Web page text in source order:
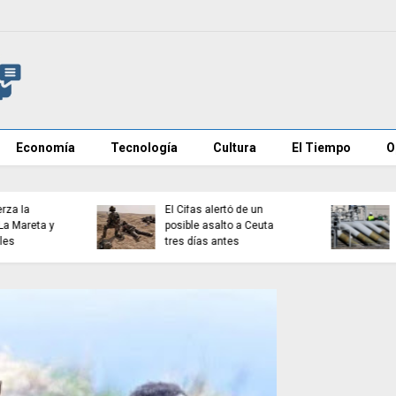
Economía Tecnología Cultura El Tiempo
Aíslan en Galicia a un
turista tras dar positivo
por hantavirus
culpar públicamente a
Marruecos por la crisis
migratoria de Ceuta